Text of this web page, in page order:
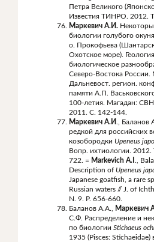
Петра Великого
Известия ТИНРО. 2012.
Маркевич А.И.
биологии голубого
о. Прокофьева
Охотское море).
биологическое
Северо-Востока
Дальневост. регион.
памяти А.П.
100-летия. Магадан:
2011. С. 142-144.
Маркевич А.И., Баланов
редкой для российских
козобородки Upeneus
Вопр. ихтиологии.
722. = Markevich A.I.,
Description of Upeneus
Japanese goatfish, a rare
Russian waters // J. of
N. 9. P. 656-660.
Баланов А.А., Маркевич
С.Ф. Распределение и
по биологииStichaeus
1935 (Pisces: Stichaeidae)